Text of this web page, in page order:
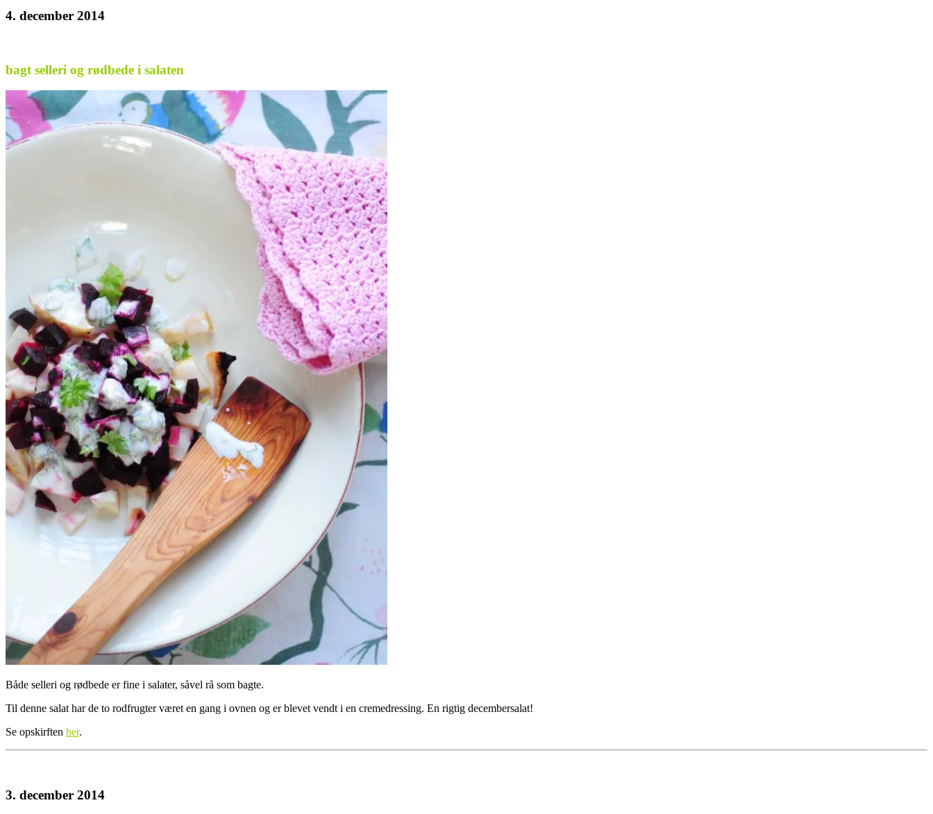
4. december 2014
bagt selleri og rødbede i salaten
Både selleri og rødbede er fine i salater, såvel rå som bagte.
Til denne salat har de to rodfrugter været en gang i ovnen og er blevet vendt i en cremedressing. En rigtig decembersalat!
Se opskirften her.
3. december 2014